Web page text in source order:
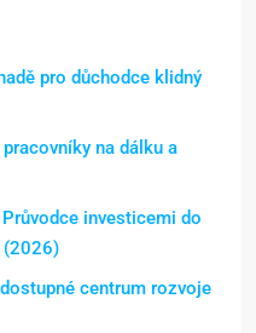
pro důchodce klidný
na dálku a
investicemi do
(2026)
centrum rozvoje